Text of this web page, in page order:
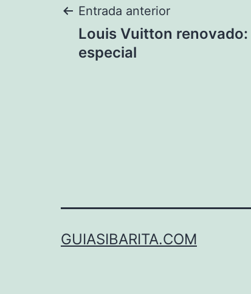
Navegación
de
Entrada anterior
Louis Vuitton
especial
GUIASIBARITA.COM